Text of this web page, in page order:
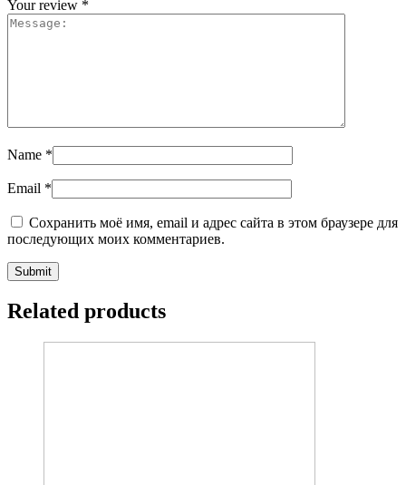
Your review *
Name *
Email *
Сохранить моё имя, email и адрес сайта в этом браузере для
последующих моих комментариев.
Related products